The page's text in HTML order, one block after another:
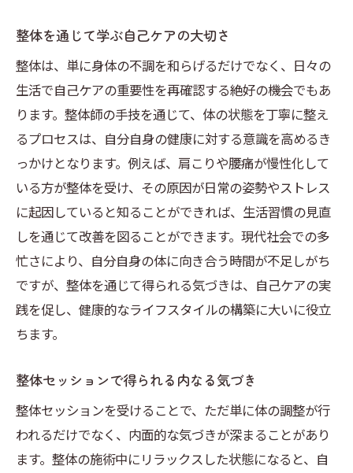
整体を通じて学ぶ自己ケアの大切さ
整体は、単に身体の不調を和らげるだけでなく、日々の
生活で自己ケアの重要性を再確認する絶好の機会でもあ
ります。整体師の手技を通じて、体の状態を丁寧に整え
るプロセスは、自分自身の健康に対する意識を高めるき
っかけとなります。例えば、肩こりや腰痛が慢性化して
いる方が整体を受け、その原因が日常の姿勢やストレス
に起因していると知ることができれば、生活習慣の見直
しを通じて改善を図ることができます。現代社会での多
忙さにより、自分自身の体に向き合う時間が不足しがち
ですが、整体を通じて得られる気づきは、自己ケアの実
践を促し、健康的なライフスタイルの構築に大いに役立
ちます。
整体セッションで得られる内なる気づき
整体セッションを受けることで、ただ単に体の調整が行
われるだけでなく、内面的な気づきが深まることがあり
ます。整体の施術中にリラックスした状態になると、自